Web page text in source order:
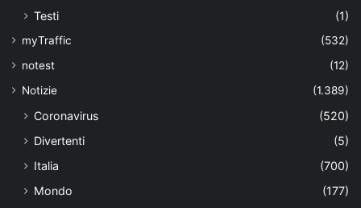
Testi
(1)
myTraffic
(532)
notest
(12)
Notizie
(1.389)
Coronavirus
(520)
Divertenti
(5)
Italia
(700)
Mondo
(177)